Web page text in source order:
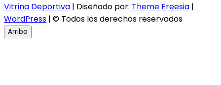
Vitrina Deportiva | Diseñado por: Theme Freesia |
WordPress | © Todos los derechos reservados
Arriba